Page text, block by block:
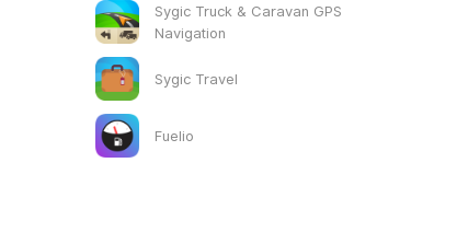
Sygic Truck & Caravan GPS
Navigation
Sygic Travel
Fuelio